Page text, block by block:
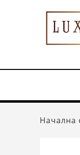
Начална